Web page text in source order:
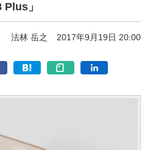
」
法林 岳之 2017年9月19日 20:00